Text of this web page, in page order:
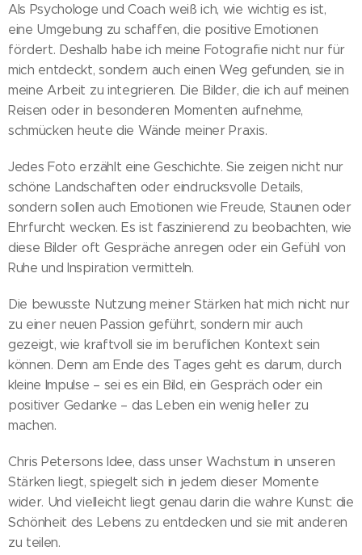
Als Psychologe und Coach weiß ich, wie wichtig es ist,
eine Umgebung zu schaffen, die positive Emotionen
fördert. Deshalb habe ich meine Fotografie nicht nur für
mich entdeckt, sondern auch einen Weg gefunden, sie in
meine Arbeit zu integrieren. Die Bilder, die ich auf meinen
Reisen oder in besonderen Momenten aufnehme,
schmücken heute die Wände meiner Praxis.
Jedes Foto erzählt eine Geschichte. Sie zeigen nicht nur
schöne Landschaften oder eindrucksvolle Details,
sondern sollen auch Emotionen wie Freude, Staunen oder
Ehrfurcht wecken. Es ist faszinierend zu beobachten, wie
diese Bilder oft Gespräche anregen oder ein Gefühl von
Ruhe und Inspiration vermitteln.
Die bewusste Nutzung meiner Stärken hat mich nicht nur
zu einer neuen Passion geführt, sondern mir auch
gezeigt, wie kraftvoll sie im beruflichen Kontext sein
können. Denn am Ende des Tages geht es darum, durch
kleine Impulse – sei es ein Bild, ein Gespräch oder ein
positiver Gedanke – das Leben ein wenig heller zu
machen.
Chris Petersons Idee, dass unser Wachstum in unseren
Stärken liegt, spiegelt sich in jedem dieser Momente
wider. Und vielleicht liegt genau darin die wahre Kunst: die
Schönheit des Lebens zu entdecken und sie mit anderen
zu teilen.